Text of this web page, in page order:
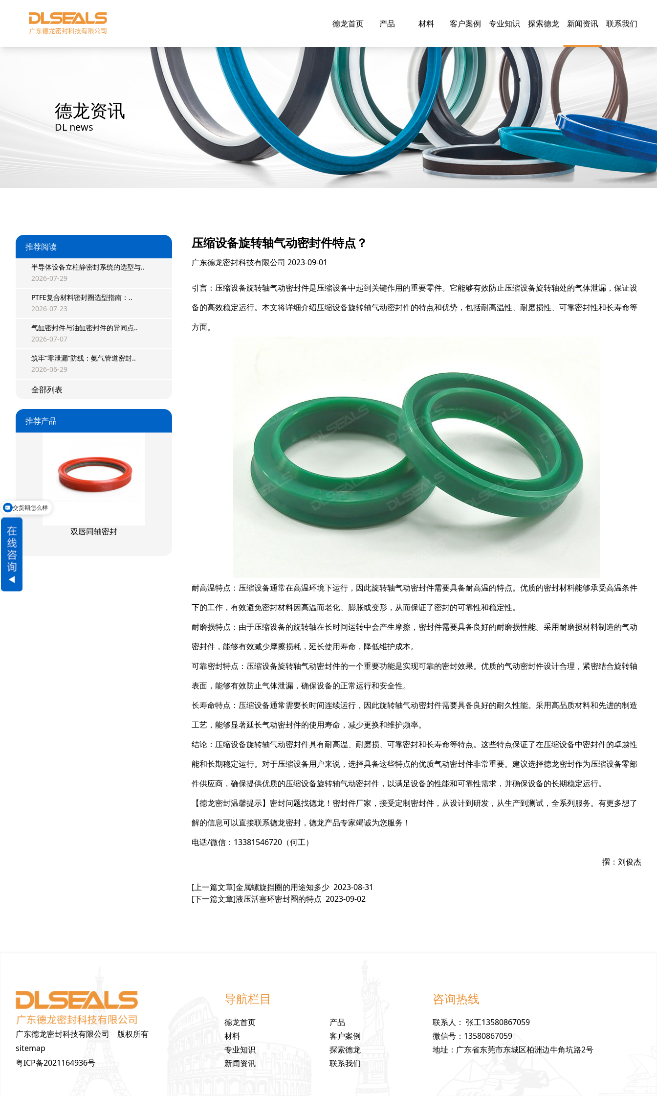
德龙首页 产品 材料 客户案例 专业知识 探索德龙 新闻资讯 联系我们
德龙资讯
DL news
推荐阅读
半导体设备立柱静密封系统的选型与..
2026-07-29
PTFE复合材料密封圈选型指南：..
2026-07-23
气缸密封件与油缸密封件的异同点..
2026-07-07
筑牢“零泄漏”防线：氨气管道密封..
2026-06-29
全部列表
推荐产品
星型双O组合
双唇同轴密封
星型双O组合
阶梯组合封
压缩设备旋转轴气动密封件特点？
广东德龙密封科技有限公司 2023-09-01
引言：压缩设备旋转轴气动密封件是压缩设备中起到关键作用的重要零件。它能够有效防止压缩设备旋转轴处的气体泄漏，保证设
备的高效稳定运行。本文将详细介绍压缩设备旋转轴气动密封件的特点和优势，包括耐高温性、耐磨损性、可靠密封性和长寿命等
方面。
耐高温特点：压缩设备通常在高温环境下运行，因此旋转轴气动密封件需要具备耐高温的特点。优质的密封材料能够承受高温条件
下的工作，有效避免密封材料因高温而老化、膨胀或变形，从而保证了密封的可靠性和稳定性。
耐磨损特点：由于压缩设备的旋转轴在长时间运转中会产生摩擦，密封件需要具备良好的耐磨损性能。采用耐磨损材料制造的气动
密封件，能够有效减少摩擦损耗，延长使用寿命，降低维护成本。
可靠密封特点：压缩设备旋转轴气动密封件的一个重要功能是实现可靠的密封效果。优质的气动密封件设计合理，紧密结合旋转轴
表面，能够有效防止气体泄漏，确保设备的正常运行和安全性。
长寿命特点：压缩设备通常需要长时间连续运行，因此旋转轴气动密封件需要具备良好的耐久性能。采用高品质材料和先进的制造
工艺，能够显著延长气动密封件的使用寿命，减少更换和维护频率。
结论：压缩设备旋转轴气动密封件具有耐高温、耐磨损、可靠密封和长寿命等特点。这些特点保证了在压缩设备中密封件的卓越性
能和长期稳定运行。对于压缩设备用户来说，选择具备这些特点的优质气动密封件非常重要。建议选择德龙密封作为压缩设备零部
件供应商，确保提供优质的压缩设备旋转轴气动密封件，以满足设备的性能和可靠性需求，并确保设备的长期稳定运行。
【德龙密封温馨提示】密封问题找德龙！密封件厂家，接受定制密封件，从设计到研发，从生产到测试，全系列服务。有更多想了
解的信息可以直接联系德龙密封，德龙产品专家竭诚为您服务！
电话/微信：13381546720（何工）
撰：刘俊杰
[上一篇文章]金属螺旋挡圈的用途知多少 2023-08-31
[下一篇文章]液压活塞环密封圈的特点 2023-09-02
广东德龙密封科技有限公司 版权所有
sitemap
粤ICP备2021164936号
导航栏目
德龙首页
产品
材料
客户案例
专业知识
探索德龙
新闻资讯
联系我们
咨询热线
联系人 ：张工13580867059
微信号 ： 13580867059
地址 ： 广东省东莞市东城区柏洲边牛角坑路2号
交货期怎么样